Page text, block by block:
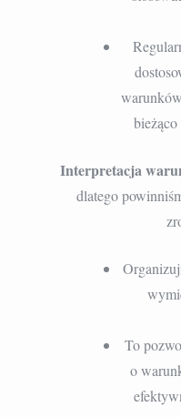
Interpretacja
dlatego
To
o